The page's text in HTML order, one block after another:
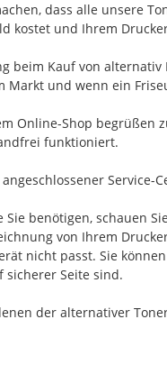
dass alle unsere
kostet und Ihrem
beim Kauf von
und wenn ein
Online-Shop begrüßen
funktioniert.
benötigen, schauen
von Ihrem
nicht passt. Sie
sicherer Seite sind.
der alternativer Toner